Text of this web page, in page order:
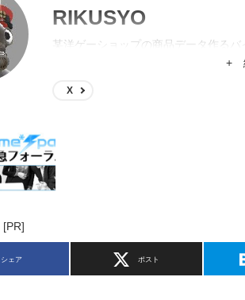
RIKUSYO
某洋ゲーショップの商品データ作る
+
X
[PR]
シェア ポスト